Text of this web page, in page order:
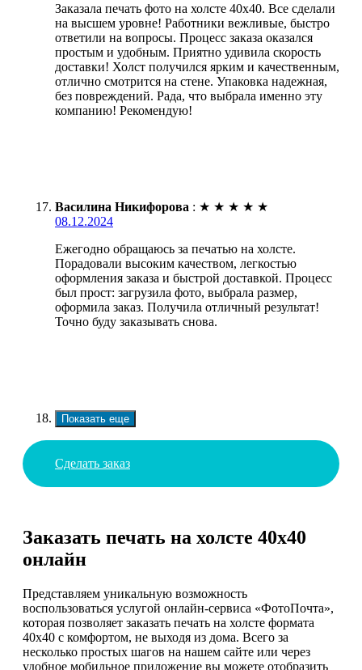
Заказала печать фото на холсте 40х40. Все сделали
на высшем уровне! Работники вежливые, быстро
ответили на вопросы. Процесс заказа оказался
простым и удобным. Приятно удивила скорость
доставки! Холст получился ярким и качественным,
отлично смотрится на стене. Упаковка надежная,
без повреждений. Рада, что выбрала именно эту
компанию! Рекомендую!
Василина Никифорова : ★ ★ ★ ★ ★
08.12.2024
Ежегодно обращаюсь за печатью на холсте.
Порадовали высоким качеством, легкостью
оформления заказа и быстрой доставкой. Процесс
был прост: загрузила фото, выбрала размер,
оформила заказ. Получила отличный результат!
Точно буду заказывать снова.
Показать еще
Сделать заказ
Заказать печать на холсте 40х40
онлайн
Представляем уникальную возможность
воспользоваться услугой онлайн-сервиса «ФотоПочта»,
которая позволяет заказать печать на холсте формата
40х40 с комфортом, не выходя из дома. Всего за
несколько простых шагов на нашем сайте или через
удобное мобильное приложение вы можете отобразить